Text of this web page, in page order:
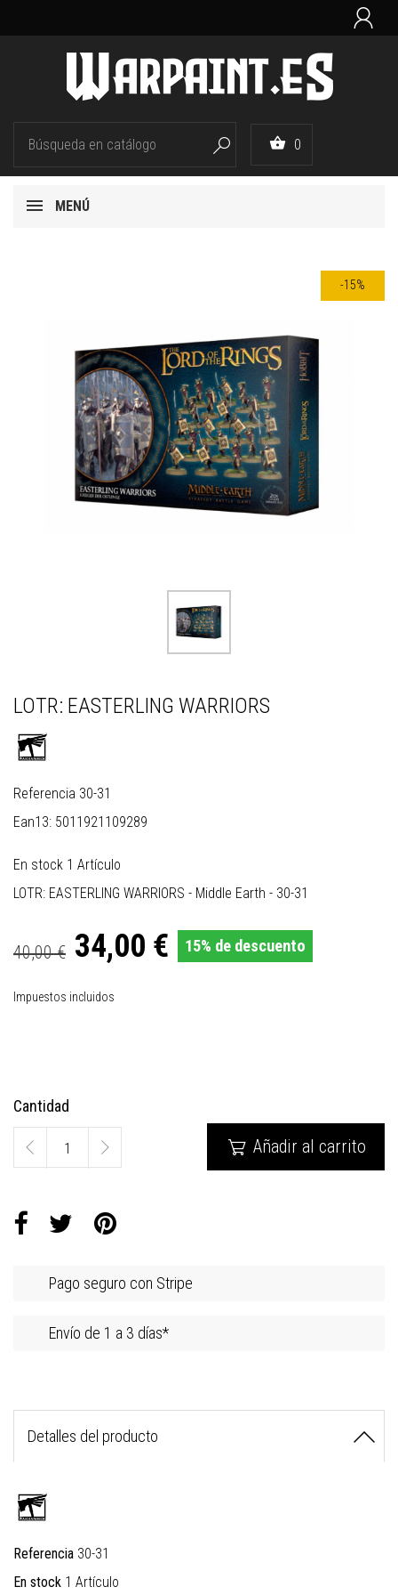

  0
MENÚ
-15%
LOTR: EASTERLING WARRIORS
Referencia 30-31
Ean13: 5011921109289
En stock 1 Artículo
LOTR: EASTERLING WARRIORS - Middle Earth - 30-31
40,00 € 34,00 € 15% de descuento
Impuestos incluidos
Cantidad
 Añadir al carrito
Pago seguro con Stripe
Envío de 1 a 3 días*
Detalles del producto
Referencia 30-31
En stock 1 Artículo